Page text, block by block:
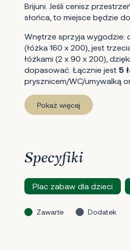
Brijuni. Jeśli cenisz
słońca, to miejsce będzie
Wnętrze sprzyja wygodzie:
(łóżka 160 x 200), jest
łóżkami (2 x 90 x 200),
dopasować. Łącznie jest 5
prysznicem/WC/umywalką
Pokaż więcej
Specyfiki
Plac zabaw dla dzieci
Zawarte Dodatek